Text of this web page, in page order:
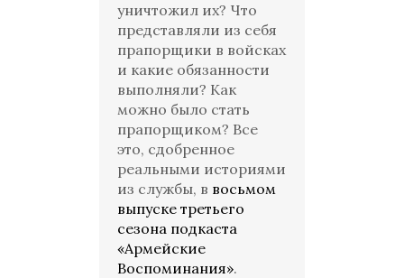
уничтожил их? Что
представляли из себя
прапорщики в войсках
и какие обязанности
выполняли? Как
можно было стать
прапорщиком? Все
это, сдобренное
реальными историями
из службы, в восьмом
выпуске третьего
сезона подкаста
«Армейские
Воспоминания».